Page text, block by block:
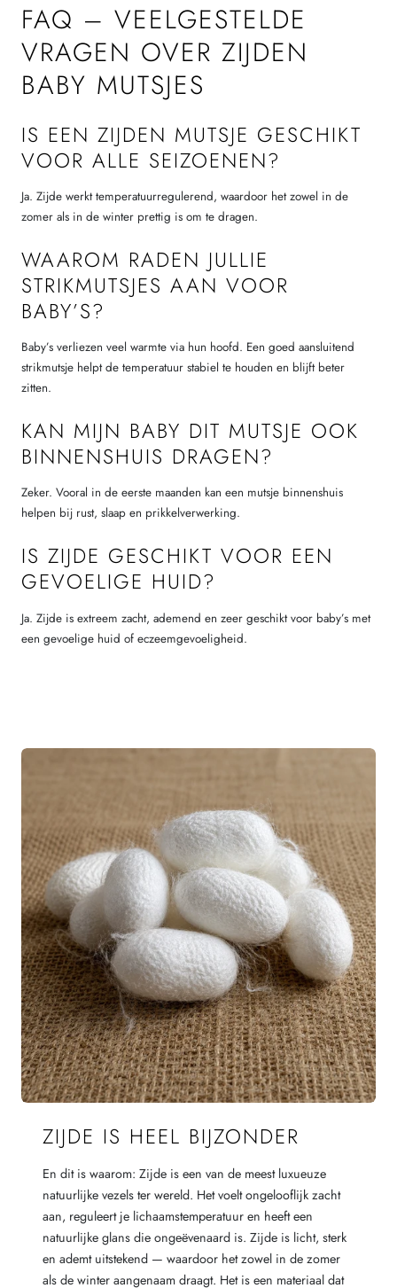
FAQ – VEELGESTELDE
VRAGEN OVER ZIJDEN
BABY MUTSJES
IS EEN ZIJDEN MUTSJE GESCHIKT
VOOR ALLE SEIZOENEN?
Ja. Zijde werkt temperatuurregulerend, waardoor het zowel in de
zomer als in de winter prettig is om te dragen.
WAAROM RADEN JULLIE
STRIKMUTSJES AAN VOOR
BABY’S?
Baby’s verliezen veel warmte via hun hoofd. Een goed aansluitend
strikmutsje helpt de temperatuur stabiel te houden en blijft beter
zitten.
KAN MIJN BABY DIT MUTSJE OOK
BINNENSHUIS DRAGEN?
Zeker. Vooral in de eerste maanden kan een mutsje binnenshuis
helpen bij rust, slaap en prikkelverwerking.
IS ZIJDE GESCHIKT VOOR EEN
GEVOELIGE HUID?
Ja. Zijde is extreem zacht, ademend en zeer geschikt voor baby’s met
een gevoelige huid of eczeemgevoeligheid.
ZIJDE IS HEEL BIJZONDER
En dit is waarom: Zijde is een van de meest luxueuze
natuurlijke vezels ter wereld. Het voelt ongelooflijk zacht
aan, reguleert je lichaamstemperatuur en heeft een
natuurlijke glans die ongeëvenaard is. Zijde is licht, sterk
en ademt uitstekend — waardoor het zowel in de zomer
als de winter aangenaam draagt. Het is een materiaal dat